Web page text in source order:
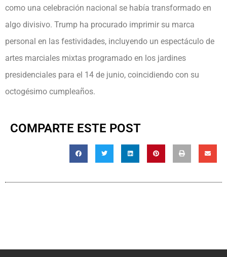
como una celebración nacional se había transformado en
algo divisivo. Trump ha procurado imprimir su marca
personal en las festividades, incluyendo un espectáculo de
artes marciales mixtas programado en los jardines
presidenciales para el 14 de junio, coincidiendo con su
octogésimo cumpleaños.
COMPARTE ESTE POST